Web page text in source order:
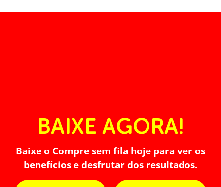
BAIXE AGORA!
Baixe o Compre sem fila hoje para ver os
benefícios e desfrutar dos resultados.